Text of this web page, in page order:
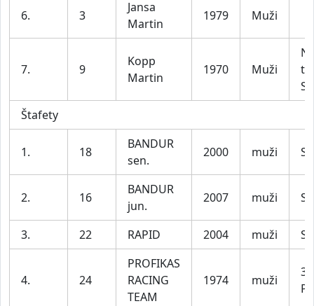
6. 3
Jansa
Martin
1979 Muži
7. 9
Kopp
Martin
1970 Muži
Štafety
1. 18
BANDUR
sen.
2000 muži
2. 16
BANDUR
jun.
2007 muži
3. 22 RAPID 2004 muži
4. 24
PROFIKAS
RACING
TEAM
1974 muži